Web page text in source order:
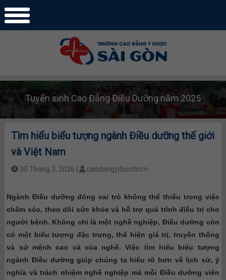
Tuyển sinh Cao Đẳng Điều Dưỡng năm 2025
Tìm hiểu biểu tượng ngành Điều dưỡng thế giới
và Việt Nam
30 Tháng 3, 2026 | caodangyduochcm
Ngành Điều dưỡng đóng vai trò không thể thiếu trong việc
chăm sóc, theo dõi sức khỏe và hỗ trợ quá trình điều trị cho
người bệnh. Không chỉ là một nghề nghiệp, Điều dưỡng còn
có một biểu tượng đặc trưng, thể hiện giá trị, truyền thống
và sứ mệnh cao cả của nghề. Việc tìm hiểu biểu tượng
ngành Điều dưỡng giúp chúng ta hiểu rõ hơn về lịch sử, ý
nghĩa và trách nhiệm nghề nghiệp mà mỗi Điều dưỡng viên